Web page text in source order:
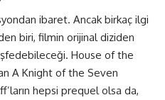
ibaret. Ancak birkaç ilgi
biri, filmin orijinal diziden
House of the
A Knight of the Seven
hepsi prequel olsa da,